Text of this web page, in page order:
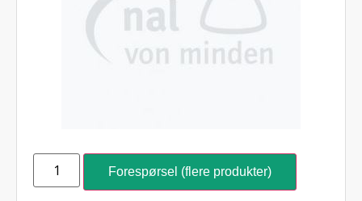
Forespørsel (flere produkter)